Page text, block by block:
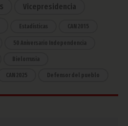
Vicepresidencia
Estadísticas CAN 2015
50 Aniversario Independencia
Bielorrusia
CAN 2025 Defensor del pueblo